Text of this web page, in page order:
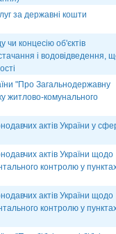
за державні кошти
чи концесію об'єктів
і водовідведення,
"Про Загальнодержавну
житлово-комунального
актів України у
актів України щодо
контролю у
актів України щодо
контролю у